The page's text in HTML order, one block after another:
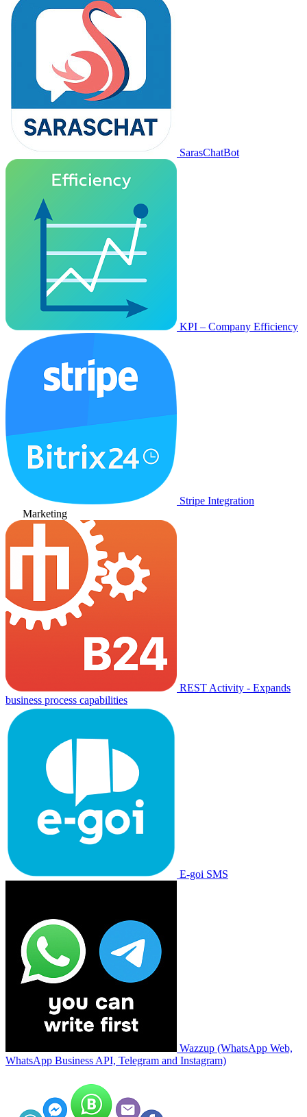
SarasChatBot
KPI – Company Efficiency
Stripe Integration
Marketing
REST Activity - Expands
business process capabilities
E-goi SMS
Wazzup (WhatsApp Web,
WhatsApp Business API, Telegram and Instagram)